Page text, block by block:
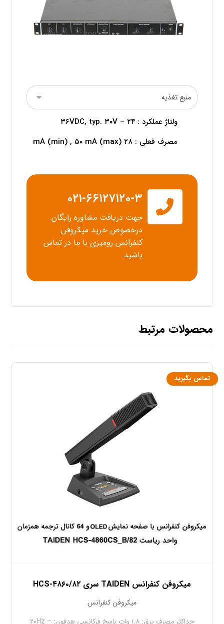
ولتاژ عملکرد : ۲۴ – ۳۶VDC, typ. ۳۰V
مصرف فعلی : ۲۸ mA (min) , ۵۰ mA (max)
۰۲۱-۶۶۱۲۷۱۲۰-۳
جهت دریافت مشاوره رایگان
درخصوص خرید میکروفن
کنفرانس رومیزی با ما در تماس
باشید.
محصولات مرتبط
میکروفن کنفرانس TAIDEN سری HCS-۴۸۶۰/۸۲
میکروفن کنفرانس
حداکثر مصرف برق: ۱.۸ وات پاسخ فرکانسی هدفون: ۲۰Hz –
تماس بگیرید